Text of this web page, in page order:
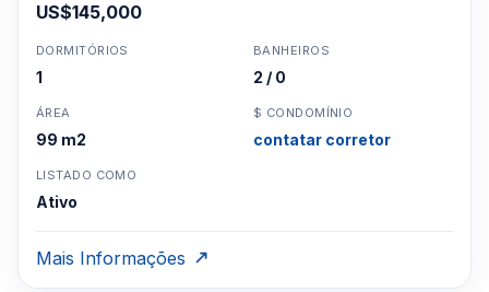
US$145,000
DORMITÓRIOS
1
BANHEIROS
2 / 0
ÁREA
99 m2
$ CONDOMÍNIO
contatar corretor
LISTADO COMO
Ativo
Mais Informações